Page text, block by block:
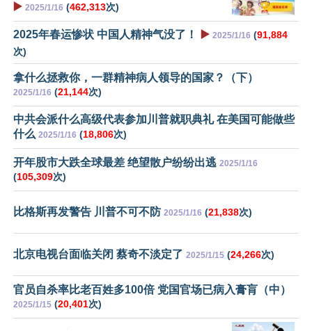
▶️ 2025/1/16 (462,313次)
2025年春运惨状 中国人精神气没了！ ▶️ 2025/1/16 (91,884
次)
拿什么拯救你，一群精神病人领导的国家？（下）
2025/1/16 (21,144次)
中共会派什么高级代表参加川普就职典礼 在美国可能做些
什么 2025/1/16 (18,806次)
开年股市大跌全球最差 绝望散户纷纷出逃 2025/1/16
(105,309次)
比格斯再发警告 川普不可不防 2025/1/16 (21,838次)
北京电视台面临关闭 蔡奇不淡定了 2025/1/15 (24,266次)
官员自杀率比老百姓多100倍 党国官场已病入膏肓（中）
2025/1/15 (20,401次)